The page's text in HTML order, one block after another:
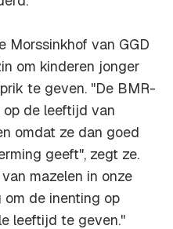
Morssinkhof van GGD
om kinderen jonger
te geven. "De BMR-
de leeftijd van
omdat ze dan goed
geeft", zegt ze.
mazelen in onze
de inenting op
leeftijd te geven.''